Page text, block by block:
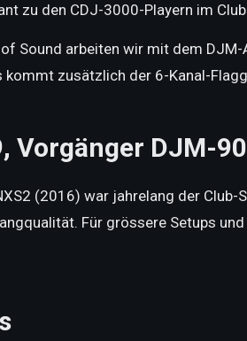
zu den CDJ-3000-Playern im
Sound arbeiten wir mit dem
kommt zusätzlich der 6-Kanal-
Vorgänger DJM-
(2016) war jahrelang der
Für grössere Setups